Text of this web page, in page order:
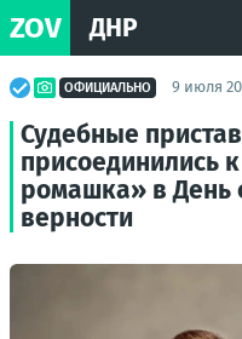
ZOV ДНР
ОФИЦИАЛЬНО 9 июля
Судебные
присоединились
ромашка» в День
верности